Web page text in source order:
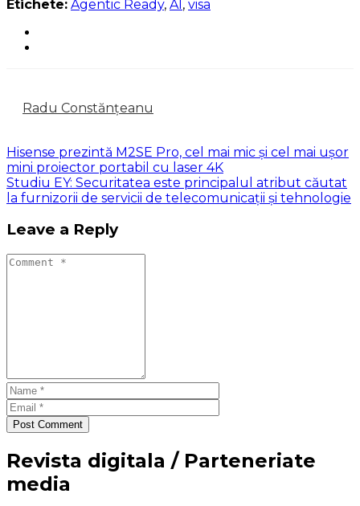
Etichete: Agentic Ready, AI, visa
Radu Constănțeanu
Hisense prezintă M2SE Pro, cel mai mic și cel mai ușor
mini proiector portabil cu laser 4K
Studiu EY: Securitatea este principalul atribut căutat
la furnizorii de servicii de telecomunicații și tehnologie
Leave a Reply
Post Comment
Revista digitala / Parteneriate
media